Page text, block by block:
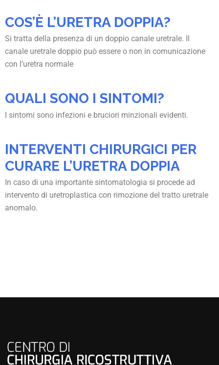
COS’È L’URETRA DOPPIA?
Si tratta della presenza di un doppio canale uretrale. Il
canale uretrale doppio può essere o non in comunicazione
con l’uretra normale
QUALI SONO I SINTOMI?
I sintomi sono infezioni e bruciori minzionali evidenti.
INTERVENTI CHIRURGICI PER
CURARE L’URETRA DOPPIA
In caso di una importante sintomatologia si procede ad
intervento di uretroplastica con rimozione del tratto uretrale
anomalo.